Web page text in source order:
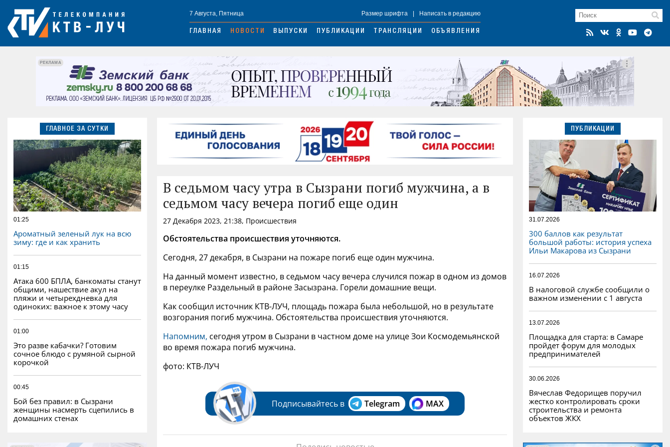
7 Августа, Пятница Размер шрифта Написать в редакцию
ГЛАВНАЯ НОВОСТИ ВЫПУСКИ ПУБЛИКАЦИИ ТРАНСЛЯЦИИ ОБЪЯВЛЕНИЯ
РЕКЛАМА
ГЛАВНОЕ ЗА СУТКИ
01:25
Ароматный зеленый лук на всю
зиму: где и как хранить
01:15
Атака 600 БПЛА, банкоматы станут
общими, нашествие акул на
пляжи и четырехдневка для
одиноких: важное к этому часу
01:00
Это разве кабачки? Готовим
сочное блюдо с румяной сырной
корочкой
00:45
Бой без правил: в Сызрани
женщины насмерть сцепились в
домашних стенах
В седьмом часу утра в Сызрани погиб мужчина, а в
седьмом часу вечера погиб еще один
27 Декабря 2023, 21:38, Происшествия
Обстоятельства происшествия уточняются.
Сегодня, 27 декабря, в Сызрани на пожаре погиб еще один мужчина.
На данный момент известно, в седьмом часу вечера случился пожар в одном из домов
в переулке Раздельный в районе Засызрана. Горели домашние вещи.
Как сообщил источник КТВ-ЛУЧ, площадь пожара была небольшой, но в результате
возгорания погиб мужчина. Обстоятельства происшествия уточняются.
Напомним, сегодня утром в Сызрани в частном доме на улице Зои Космодемьянской
во время пожара погиб мужчина.
фото: КТВ-ЛУЧ
Подписывайтесь в Telegram MAX
ПУБЛИКАЦИИ
31.07.2026
300 баллов как результат
большой работы: история успеха
Ильи Макарова из Сызрани
16.07.2026
В налоговой службе сообщили о
важном изменении с 1 августа
13.07.2026
Площадка для старта: в Самаре
пройдет форум для молодых
предпринимателей
30.06.2026
Вячеслав Федорищев поручил
жестко контролировать сроки
строительства и ремонта
объектов ЖКХ